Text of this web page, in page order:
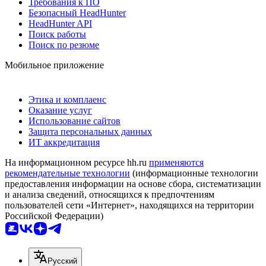
Безопасный HeadHunter
HeadHunter API
Поиск работы
Поиск по резюме
Мобильное приложение
Этика и комплаенс
Оказание услуг
Использование сайтов
Защита персональных данных
ИТ аккредитация
На информационном ресурсе hh.ru применяются
рекомендательные технологии (информационные технологии
предоставления информации на основе сбора, систематизации
и анализа сведений, относящихся к предпочтениям
пользователей сети «Интернет», находящихся на территории
Российской Федерации)
Русский